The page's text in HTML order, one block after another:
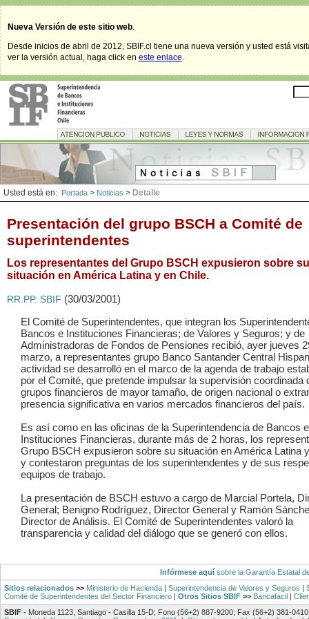
Nueva Versión de este sitio web.
Desde inicios de abril de 2012, SBIF.cl tiene una nueva versión y usted está
ver la versión actual, haga click en este enlace.
Usted está en: Portada > Noticias > Detalle
Presentación del grupo BSCH a Comité de
superintendentes
Los representantes del Grupo BSCH expusieron sobre su
situación en América Latina y en Chile.
RR.PP. SBIF (30/03/2001)
El Comité de Superintendentes, que integran los
Bancos e Instituciones Financieras; de Valores y Seguros; y de
Administradoras de Fondos de Pensiones recibió, ayer jueves
marzo, a representantes grupo Banco Santander Central
actividad se desarrolló en el marco de la agenda de trabajo
por el Comité, que pretende impulsar la supervisión coordinada
grupos financieros de mayor tamaño, de origen nacional o
presencia significativa en varios mercados financieros del país.
Es así como en las oficinas de la Superintendencia de Bancos e
Instituciones Financieras, durante más de 2 horas, los
Grupo BSCH expusieron sobre su situación en América Latina
y contestaron preguntas de los superintendentes y de sus
equipos de trabajo.
La presentación de BSCH estuvo a cargo de Marcial Portela,
General; Benigno Rodríguez, Director General y Ramón
Director de Análisis. El Comité de Superintendentes valoró la
transparencia y calidad del diálogo que se generó con ellos.
Infórmese aquísobre la Garantía Estatal
Sitios relacionados >> Ministerio de Hacienda | Superintendencia de Valores y Seguros |
Comité de Superintendentes del Sector Financiero | Otros Sitios SBIF >> Bancafacil |
SBIF - Moneda 1123, Santiago - Casilla 15-D; Fono (56+2) 887-9200; Fax (56+2) 381-0410